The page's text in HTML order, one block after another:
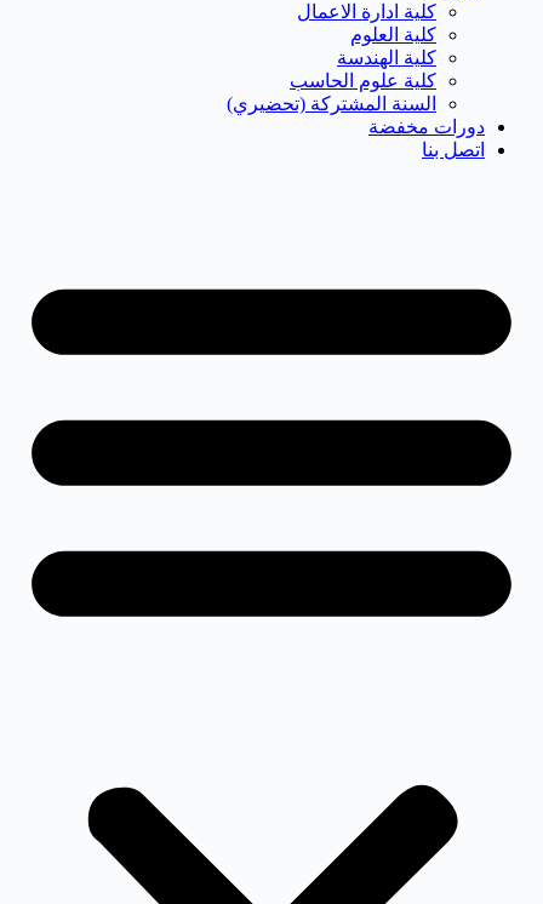
كلية ادارة الاعمال
كلية العلوم
كلية الهندسة
كلية علوم الحاسب
السنة المشتركة (تحضيري)
دورات مخفضة
اتصل بنا